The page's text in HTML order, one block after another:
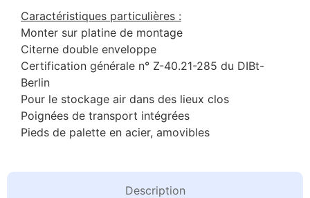
Description
Caractéristiques particulières :
Monter sur platine de montage
Citerne double enveloppe
Certification générale n° Z-40.21-285 du DIBt-
Berlin
Pour le stockage air dans des lieux clos
Poignées de transport intégrées
Pieds de palette en acier, amovibles